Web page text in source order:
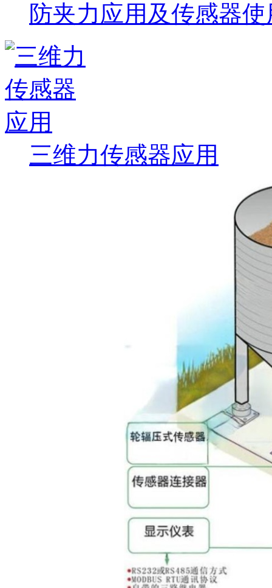
防夹力应用及传感器
三维力传感器应用